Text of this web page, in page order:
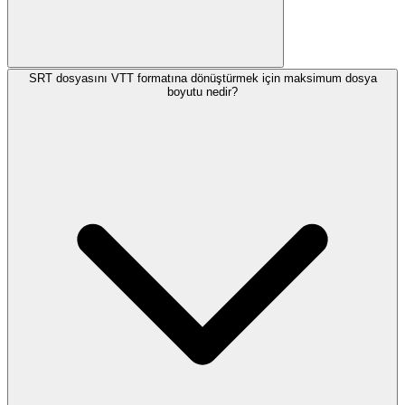
SRT dosyasını VTT formatına dönüştürmek için maksimum dosya
boyutu nedir?